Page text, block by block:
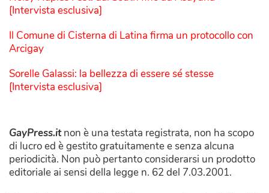
[Intervista esclusiva]
Il Comune di Cisterna di Latina firma un protocollo con
Arcigay
Sorelle Galassi: la bellezza di essere sé stesse
[Intervista esclusiva]
GayPress.itnon è una testata registrata, non ha scopo
di lucro ed è gestito gratuitamente e senza alcuna
periodicità. Non può pertanto considerarsi un prodotto
editoriale ai sensi della legge n. 62 del 7.03.2001.